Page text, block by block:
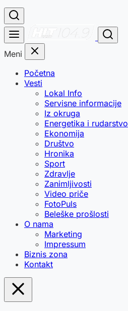
Meni
Početna
Vesti
Lokal Info
Servisne informacije
Iz okruga
Energetika i rudarstvo
Ekonomija
Društvo
Hronika
Sport
Zdravlje
Zanimljivosti
Video priče
FotoPuls
Beleške prošlosti
O nama
Marketing
Impressum
Biznis zona
Kontakt